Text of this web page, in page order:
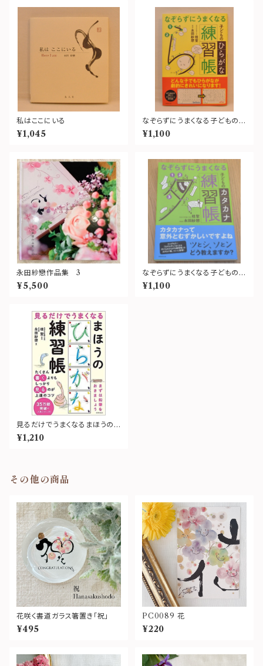
私はここにいる
¥1,045
なぞらずにうまくなる子どものひ
らがな練習帳
¥1,100
永田紗戀作品集 3
¥5,500
なぞらずにうまくなる子どものカ
タカナ練習帳
¥1,100
見るだけでうまくなるまほうのひ
らがな練習帳
¥1,210
その他の商品
花咲く書道ガラス箸置き「祝」
¥495
PC0089 花
¥220